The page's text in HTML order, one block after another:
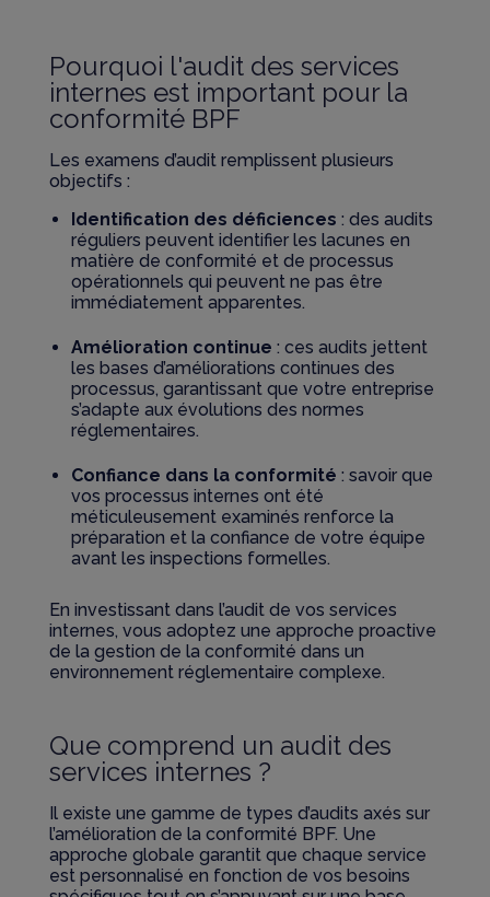
Pourquoi l'audit des services
internes est important pour la
conformité BPF
Les examens d’audit remplissent plusieurs
objectifs :
Identification des déficiences : des audits
réguliers peuvent identifier les lacunes en
matière de conformité et de processus
opérationnels qui peuvent ne pas être
immédiatement apparentes.
Amélioration continue : ces audits jettent
les bases d’améliorations continues des
processus, garantissant que votre entreprise
s’adapte aux évolutions des normes
réglementaires.
Confiance dans la conformité : savoir que
vos processus internes ont été
méticuleusement examinés renforce la
préparation et la confiance de votre équipe
avant les inspections formelles.
En investissant dans l’audit de vos services
internes, vous adoptez une approche proactive
de la gestion de la conformité dans un
environnement réglementaire complexe.
Que comprend un audit des
services internes ?
Il existe une gamme de types d’audits axés sur
l’amélioration de la conformité BPF. Une
approche globale garantit que chaque service
est personnalisé en fonction de vos besoins